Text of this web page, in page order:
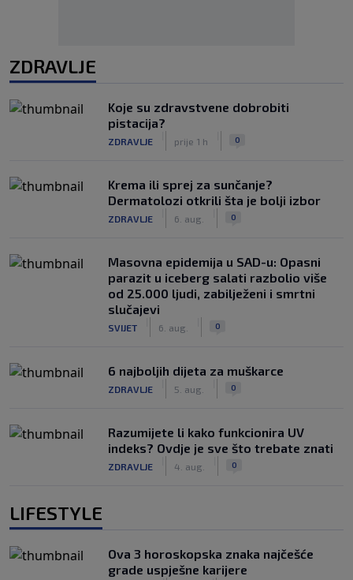
ZDRAVLJE
Koje su zdravstvene dobrobiti
pistacija?
ZDRAVLJE prije 1 h 0
Krema ili sprej za sunčanje?
Dermatolozi otkrili šta je bolji izbor
ZDRAVLJE 6. aug. 0
Masovna epidemija u SAD-u: Opasni
parazit u iceberg salati razbolio više
od 25.000 ljudi, zabilježeni i smrtni
slučajevi
SVIJET 6. aug. 0
6 najboljih dijeta za muškarce
ZDRAVLJE 5. aug. 0
Razumijete li kako funkcionira UV
indeks? Ovdje je sve što trebate znati
ZDRAVLJE 4. aug. 0
LIFESTYLE
Ova 3 horoskopska znaka najčešće
grade uspješne karijere